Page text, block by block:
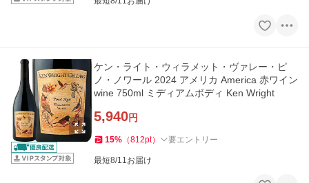
ケン・ライト・ウィラメット・ヴァレー・ピ
ノ・ノワール 2024 アメリカ America 赤ワイン
wine 750ml ミディアムボディ Ken Wright
5,940円
15% （812pt） 要エントリー
最短8/11お届け